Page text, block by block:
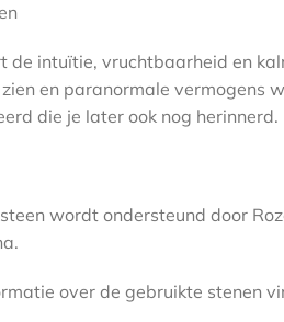
de intuïtie, vruchtbaarheid en
en paranormale vermogens
die je later ook nog herinnerd.
wordt ondersteund door
over de gebruikte stenen